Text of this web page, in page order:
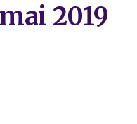
2019